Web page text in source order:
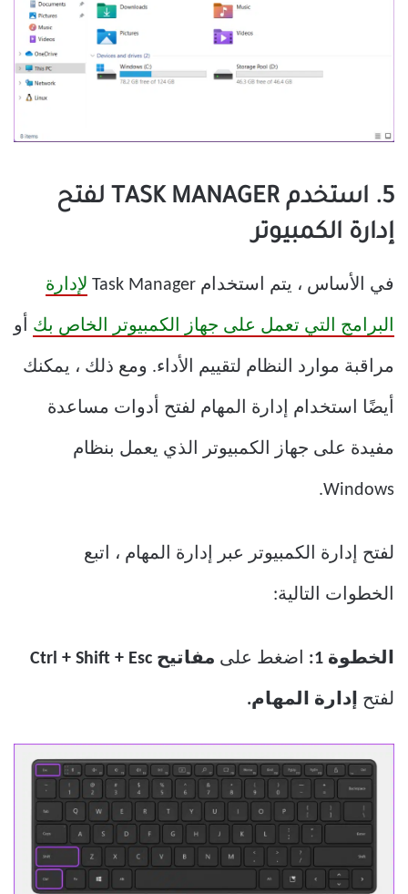
5. استخدم TASK MANAGER لفتح
إدارة الكمبيوتر
في الأساس ، يتم استخدام Task Manager لإدارة
البرامج التي تعمل على جهاز الكمبيوتر الخاص بك أو
مراقبة موارد النظام لتقييم الأداء. ومع ذلك ، يمكنك
أيضًا استخدام إدارة المهام لفتح أدوات مساعدة
مفيدة على جهاز الكمبيوتر الذي يعمل بنظام
Windows.
لفتح إدارة الكمبيوتر عبر إدارة المهام ، اتبع
الخطوات التالية:
الخطوة 1: اضغط على مفاتيح Ctrl + Shift + Esc
لفتح إدارة المهام.